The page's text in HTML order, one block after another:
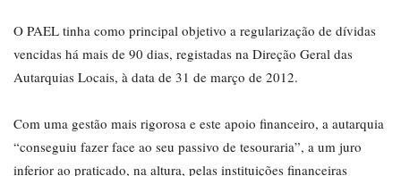
O PAEL tinha como principal objetivo a regularização de dívidas
vencidas há mais de 90 dias, registadas na Direção Geral das
Autarquias Locais, à data de 31 de março de 2012.
Com uma gestão mais rigorosa e este apoio financeiro, a autarquia
“conseguiu fazer face ao seu passivo de tesouraria”, a um juro
inferior ao praticado, na altura, pelas instituições financeiras